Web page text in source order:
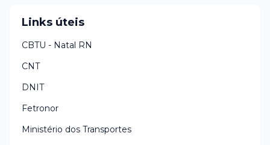
Links úteis
CBTU - Natal RN
CNT
DNIT
Fetronor
Ministério dos Transportes